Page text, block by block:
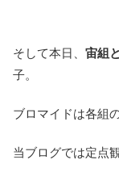
そして本日、 宙組
子。
ブロマイドは各組
当ブログでは定点